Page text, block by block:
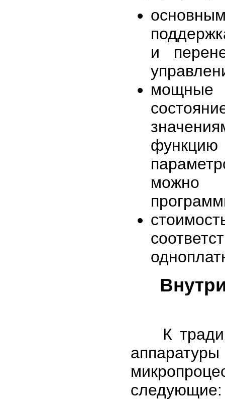
и
можно
К
следующие: